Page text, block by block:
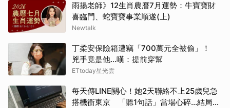
雨揚老師》12生肖農曆7月運勢：牛寶寶財
喜臨門、蛇寶寶事業順遂(上)
Newtalk
丁柔安保險箱遭竊「700萬元全被偷」！
兇手竟是他...嘆：提前穿幫
ETtoday星光雲
每天傳LINE關心！她2天聯絡不上25歲兒急
搭機衝東京 「聽1句話」當場心碎...結局看